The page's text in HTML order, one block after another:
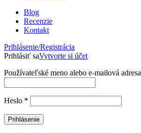
Blog
Recenzie
Kontakt
Prihlásenie/Registrácia
Prihlásiť saVytvorte si účet
Používateľské meno alebo e-mailová adresa
Heslo *
Prihlásenie